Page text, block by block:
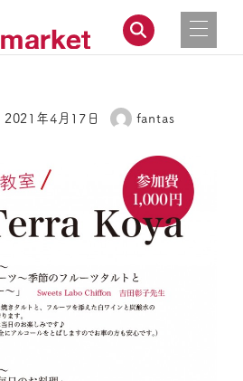
日
2021年4月17日
著
fantas